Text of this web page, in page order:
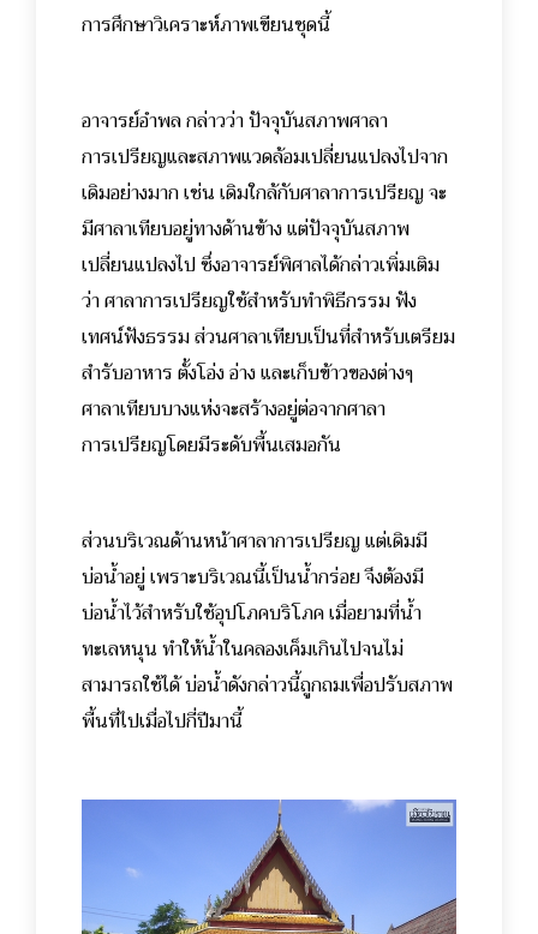
การศึกษาวิเคราะห์ภาพเขียนชุดนี้
อาจารย์อำพล กล่าวว่า ปัจจุบันสภาพศาลา
การเปรียญและสภาพแวดล้อมเปลี่ยนแปลงไปจาก
เดิมอย่างมาก เช่น เดิมใกล้กับศาลาการเปรียญ จะ
มีศาลาเทียบอยู่ทางด้านข้าง แต่ปัจจุบันสภาพ
เปลี่ยนแปลงไป ซึ่งอาจารย์พิศาลได้กล่าวเพิ่มเติม
ว่า ศาลาการเปรียญใช้สำหรับทำพิธีกรรม ฟัง
เทศน์ฟังธรรม ส่วนศาลาเทียบเป็นที่สำหรับเตรียม
สำรับอาหาร ตั้งโอ่ง อ่าง และเก็บข้าวของต่างๆ
ศาลาเทียบบางแห่งจะสร้างอยู่ต่อจากศาลา
การเปรียญโดยมีระดับพื้นเสมอกัน
ส่วนบริเวณด้านหน้าศาลาการเปรียญ แต่เดิมมี
บ่อน้ำอยู่ เพราะบริเวณนี้เป็นน้ำกร่อย จึงต้องมี
บ่อน้ำไว้สำหรับใช้อุปโภคบริโภค เมื่อยามที่น้ำ
ทะเลหนุน ทำให้น้ำในคลองเค็มเกินไปจนไม่
สามารถใช้ได้ บ่อน้ำดังกล่าวนี้ถูกถมเพื่อปรับสภาพ
พื้นที่ไปเมื่อไปกี่ปีมานี้